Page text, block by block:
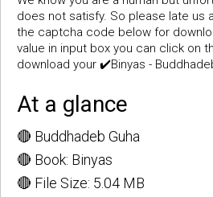
does not satisfy. So please late us
the captcha code below for
value in input box you can click on
download your ✔️Binyas -
At a glance
🔴 Buddhadeb Guha
🔴 Book: Binyas
🔴 File Size: 5.04 MB